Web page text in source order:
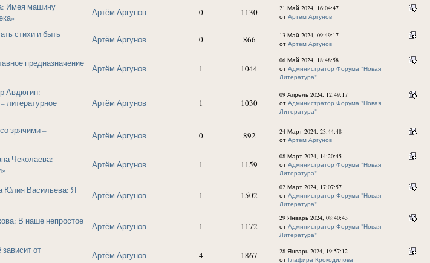
Имея машину
Артём Аргунов 0 1130
21 Май 2024, 16:04:47
от Артём Аргунов
стихи и быть
Артём Аргунов 0 866
13 Май 2024, 09:49:17
от Артём Аргунов
предназначение
Артём Аргунов 1 1044
06 Май 2024, 18:48:58
от Администратор Форума "Новая
Литература"
Авдюгин:
литературное
Артём Аргунов 1 1030
09 Апрель 2024, 12:49:17
от Администратор Форума "Новая
Литература"
зрячими –
Артём Аргунов 0 892
24 Март 2024, 23:44:48
от Артём Аргунов
Чеколаева:
Артём Аргунов 1 1159
08 Март 2024, 14:20:45
от Администратор Форума "Новая
Литература"
Юлия Васильева: Я
Артём Аргунов 1 1502
02 Март 2024, 17:07:57
от Администратор Форума "Новая
Литература"
В наше непростое
Артём Аргунов 1 1172
29 Январь 2024, 08:40:43
от Администратор Форума "Новая
Литература"
от
Артём Аргунов 4 1867
28 Январь 2024, 19:57:12
от Глафира Крокодилова